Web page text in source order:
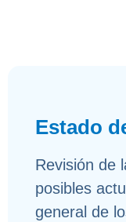
Estado
Revisión de
posibles
general de